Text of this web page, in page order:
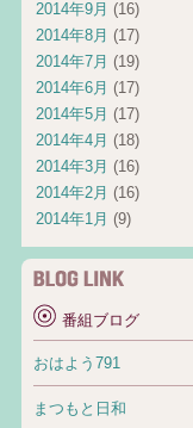
2014年9月 (16)
2014年8月 (17)
2014年7月 (19)
2014年6月 (17)
2014年5月 (17)
2014年4月 (18)
2014年3月 (16)
2014年2月 (16)
2014年1月 (9)
番組ブログ
おはよう791
まつもと日和